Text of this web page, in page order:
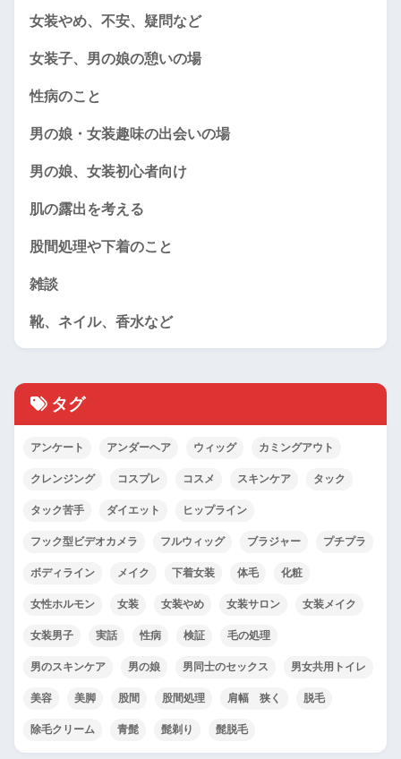
女装やめ、不安、疑問など
女装子、男の娘の憩いの場
性病のこと
男の娘・女装趣味の出会いの場
男の娘、女装初心者向け
肌の露出を考える
股間処理や下着のこと
雑談
靴、ネイル、香水など
タグ
アンケート アンダーヘア ウィッグ カミングアウト
クレンジング コスプレ コスメ スキンケア タック
タック苦手 ダイエット ヒップライン
フック型ビデオカメラ フルウィッグ ブラジャー プチプラ
ボディライン メイク 下着女装 体毛 化粧
女性ホルモン 女装 女装やめ 女装サロン 女装メイク
女装男子 実話 性病 検証 毛の処理
男のスキンケア 男の娘 男同士のセックス 男女共用トイレ
美容 美脚 股間 股間処理 肩幅 狭く 脱毛
除毛クリーム 青髭 髭剃り 髭脱毛